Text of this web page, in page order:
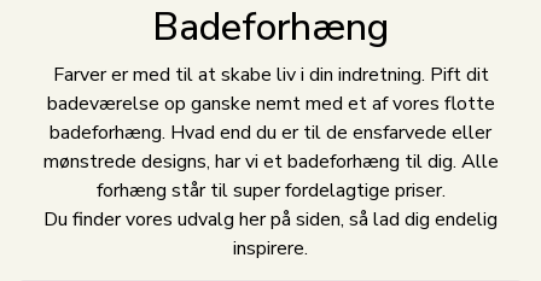
Badeforhæng
Farver er med til at skabe liv i din indretning. Pift dit
badeværelse op ganske nemt med et af vores flotte
badeforhæng. Hvad end du er til de ensfarvede eller
mønstrede designs, har vi et badeforhæng til dig. Alle
forhæng står til super fordelagtige priser.
Du finder vores udvalg her på siden, så lad dig endelig
inspirere.